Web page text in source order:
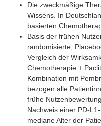
Die zweckmäßige
Wissens. In
basierten
Basis der frühen
randomisierte,
Vergleich der
Chemotherapie +
Kombination mit
bezogen alle
frühe
Nachweis einer PD-
mediane Alter der